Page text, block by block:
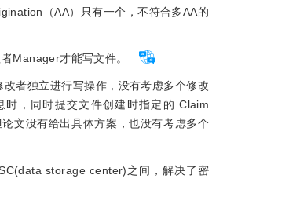
（AA）只有一个，不符合多AA的
Manager才能写文件。
者独立进行写操作，没有考虑多个修改
，同时提交文件创建时指定的 Claim
文没有给出具体方案，也没有考虑多个
storage center)之间，解决了密